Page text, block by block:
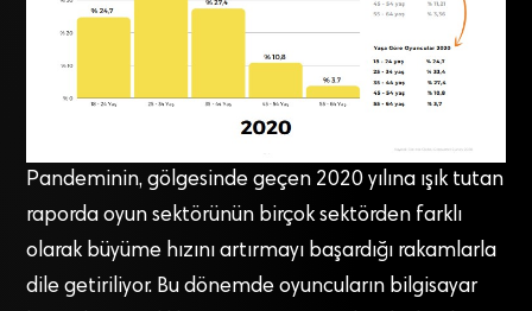
Pandeminin, gölgesinde geçen 2020 yılına ışık tutan
raporda oyun sektörünün birçok sektörden farklı
olarak büyüme hızını artırmayı başardığı rakamlarla
dile getiriliyor. Bu dönemde oyuncuların bilgisayar